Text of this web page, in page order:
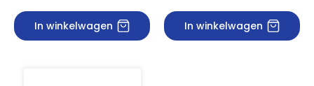
In winkelwagen In winkelwagen